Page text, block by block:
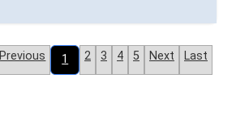
Previous 1 2 3 4 5 Next Last